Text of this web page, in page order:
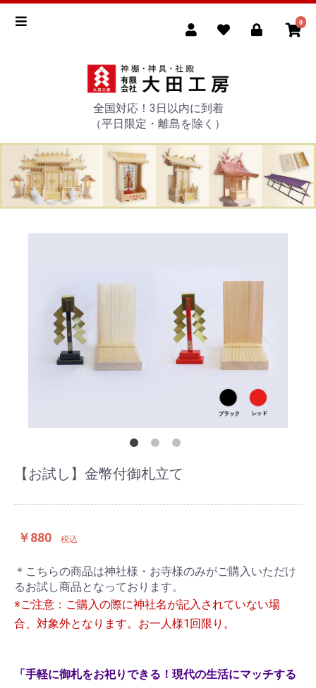
0
全国対応！3日以内に到着
（平日限定・離島を除く）
【お試し】金幣付御札立て
￥880 税込
＊こちらの商品は神社様・お寺様のみがご購入いただけ
るお試し商品となっております。
※ご注意：ご購入の際に神社名が記入されていない場
合、対象外となります。お一人様1回限り。
「手軽に御札をお祀りできる！現代の生活にマッチする